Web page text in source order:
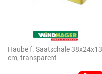
Haube f. Saatschale 38x24x13
cm, transparent